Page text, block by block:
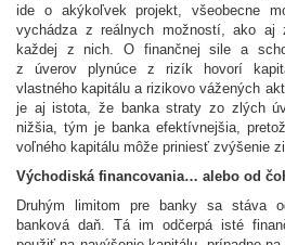
ide o akýkoľvek projekt, všeobecne
vychádza z reálnych možností, ako aj
každej z nich. O finančnej sile a
z úverov plynúce z rizík hovorí
vlastného kapitálu a rizikovo vážených
je aj istota, že banka straty zo zlých
nižšia, tým je banka efektívnejšia,
voľného kapitálu môže priniesť zvýšenie
Východiská financovania… alebo od
Druhým limitom pre banky sa stáva
banková daň. Tá im odčerpá isté